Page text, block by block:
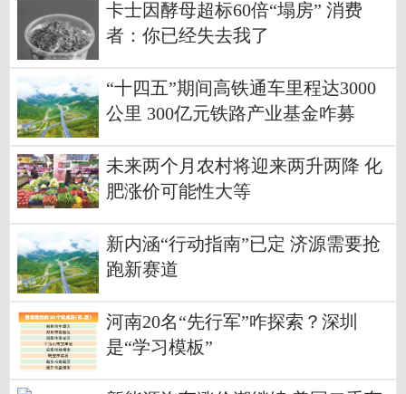
卡士因酵母超标60倍“塌房” 消费
者：你已经失去我了
“十四五”期间高铁通车里程达3000
公里 300亿元铁路产业基金咋募
未来两个月农村将迎来两升两降 化
肥涨价可能性大等
新内涵“行动指南”已定 济源需要抢
跑新赛道
河南20名“先行军”咋探索？深圳
是“学习模板”